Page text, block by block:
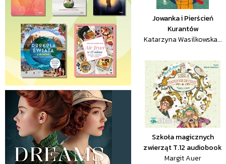
Jowanka i Pierścień
Kurantów
Katarzyna Wasilkowska...
Szkoła magicznych
zwierząt T.12 audiobook
Margit Auer